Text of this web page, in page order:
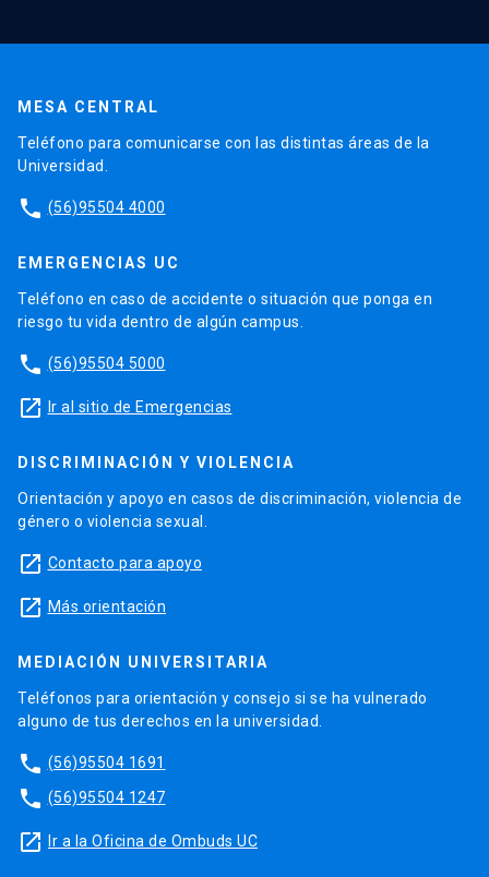
MESA CENTRAL
Teléfono para comunicarse con las distintas áreas de la
Universidad.
phone (56)95504 4000
EMERGENCIAS UC
Teléfono en caso de accidente o situación que ponga en
riesgo tu vida dentro de algún campus.
phone (56)95504 5000
launch Ir al sitio de Emergencias
DISCRIMINACIÓN Y VIOLENCIA
Orientación y apoyo en casos de discriminación, violencia de
género o violencia sexual.
launch Contacto para apoyo
launch Más orientación
MEDIACIÓN UNIVERSITARIA
Teléfonos para orientación y consejo si se ha vulnerado
alguno de tus derechos en la universidad.
phone (56)95504 1691
phone (56)95504 1247
launch Ir a la Oficina de Ombuds UC